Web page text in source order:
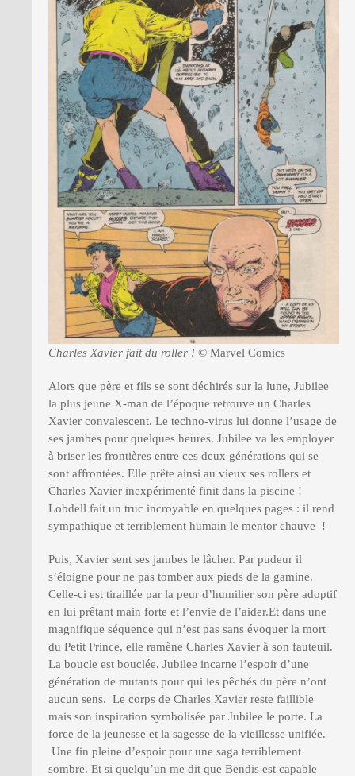
Charles Xavier fait du roller ! © Marvel Comics
Alors que père et fils se sont déchirés sur la lune, Jubilee
la plus jeune X-man de l’époque retrouve un Charles
Xavier convalescent. Le techno-virus lui donne l’usage de
ses jambes pour quelques heures. Jubilee va les employer
à briser les frontières entre ces deux générations qui se
sont affrontées. Elle prête ainsi au vieux ses rollers et
Charles Xavier inexpérimenté finit dans la piscine !
Lobdell fait un truc incroyable en quelques pages : il rend
sympathique et terriblement humain le mentor chauve !
Puis, Xavier sent ses jambes le lâcher. Par pudeur il
s’éloigne pour ne pas tomber aux pieds de la gamine.
Celle-ci est tiraillée par la peur d’humilier son père adoptif
en lui prêtant main forte et l’envie de l’aider.Et dans une
magnifique séquence qui n’est pas sans évoquer la mort
du Petit Prince, elle ramène Charles Xavier à son fauteuil.
La boucle est bouclée. Jubilee incarne l’espoir d’une
génération de mutants pour qui les pêchés du père n’ont
aucun sens. Le corps de Charles Xavier reste faillible
mais son inspiration symbolisée par Jubilee le porte. La
force de la jeunesse et la sagesse de la vieillesse unifiée.
Une fin pleine d’espoir pour une saga terriblement
sombre. Et si quelqu’un me dit que Bendis est capable